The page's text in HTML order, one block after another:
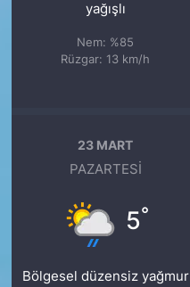
yağışlı
Nem: %85
Rüzgar: 13 km/h
23 MART
PAZARTESI
5°
Bölgesel düzensiz yağmur